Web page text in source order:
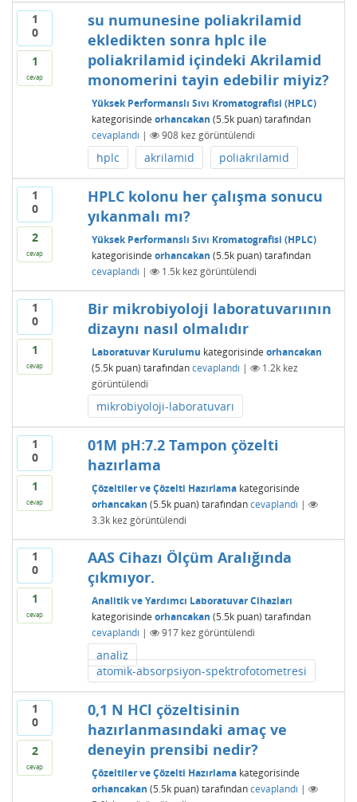
1
0
1
cevap
su numunesine poliakrilamid
ekledikten sonra hplc ile
poliakrilamid içindeki Akrilamid
monomerini tayin edebilir miyiz?
Yüksek Performanslı Sıvı Kromatografisi (HPLC)
kategorisinde orhancakan (5.5kpuan) tarafından
cevaplandı | 908kez görüntülendi
hplc akrilamid poliakrilamid
1
0
2
cevap
HPLC kolonu her çalışma sonucu
yıkanmalı mı?
Yüksek Performanslı Sıvı Kromatografisi (HPLC)
kategorisinde orhancakan (5.5kpuan) tarafından
cevaplandı | 1.5kkez görüntülendi
1
0
1
cevap
Bir mikrobiyoloji laboratuvarıının
dizaynı nasıl olmalıdır
Laboratuvar Kurulumu kategorisinde orhancakan
(5.5kpuan) tarafından cevaplandı | 1.2kkez
görüntülendi
mikrobiyoloji-laboratuvarı
1
0
1
cevap
01M pH:7.2 Tampon çözelti
hazırlama
Çözeltiler ve Çözelti Hazırlamakategorisinde
orhancakan (5.5kpuan) tarafından cevaplandı |
3.3kkez görüntülendi
1
0
1
cevap
AAS Cihazı Ölçüm Aralığında
çıkmıyor.
Analitik ve Yardımcı Laboratuvar Cihazları
kategorisinde orhancakan (5.5kpuan) tarafından
cevaplandı | 917kez görüntülendi
analiz
atomik-absorpsiyon-spektrofotometresi
1
0
2
cevap
0,1 N HCl çözeltisinin
hazırlanmasındaki amaç ve
deneyin prensibi nedir?
Çözeltiler ve Çözelti Hazırlamakategorisinde
orhancakan (5.5kpuan) tarafından cevaplandı |